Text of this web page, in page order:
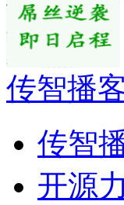
传智播
传智
开源